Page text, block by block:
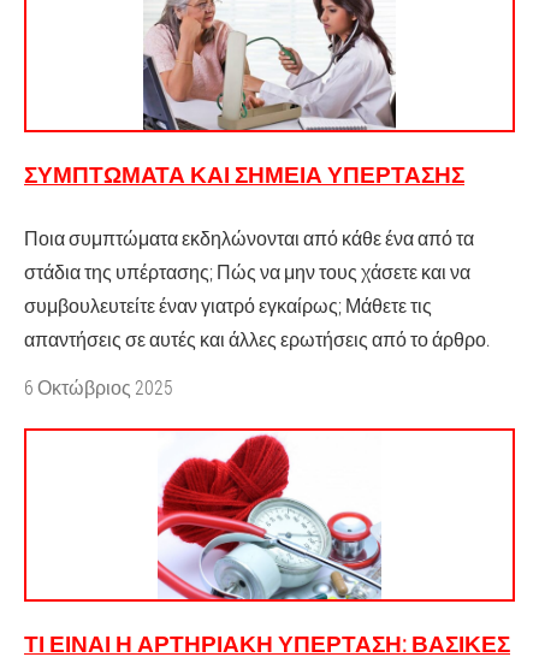
ΣΥΜΠΤΏΜΑΤΑ ΚΑΙ ΣΗΜΕΊΑ ΥΠΈΡΤΑΣΗΣ
Ποια συμπτώματα εκδηλώνονται από κάθε ένα από τα
στάδια της υπέρτασης; Πώς να μην τους χάσετε και να
συμβουλευτείτε έναν γιατρό εγκαίρως; Μάθετε τις
απαντήσεις σε αυτές και άλλες ερωτήσεις από το άρθρο.
6 Οκτώβριος 2025
ΤΙ ΕΊΝΑΙ Η ΑΡΤΗΡΙΑΚΉ ΥΠΈΡΤΑΣΗ: ΒΑΣΙΚΈΣ